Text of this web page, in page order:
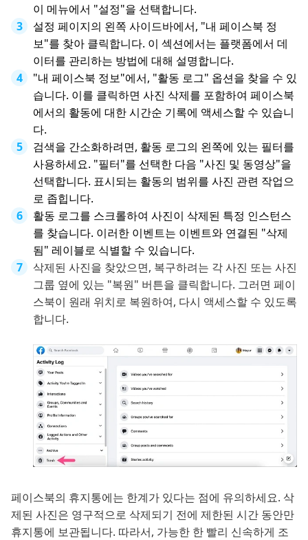
이 메뉴에서 "설정"을 선택합니다.
설정 페이지의 왼쪽 사이드바에서, "내 페이스북 정
보"를 찾아 클릭합니다. 이 섹션에서는 플랫폼에서 데
이터를 관리하는 방법에 대해 설명합니다.
"내 페이스북 정보"에서, "활동 로그" 옵션을 찾을 수 있
습니다. 이를 클릭하면 사진 삭제를 포함하여 페이스북
에서의 활동에 대한 시간순 기록에 액세스할 수 있습니
다.
검색을 간소화하려면, 활동 로그의 왼쪽에 있는 필터를
사용하세요. "필터"를 선택한 다음 "사진 및 동영상"을
선택합니다. 표시되는 활동의 범위를 사진 관련 작업으
로 좁힙니다.
활동 로그를 스크롤하여 사진이 삭제된 특정 인스턴스
를 찾습니다. 이러한 이벤트는 이벤트와 연결된 "삭제
됨" 레이블로 식별할 수 있습니다.
삭제된 사진을 찾았으면, 복구하려는 각 사진 또는 사진
그룹 옆에 있는 "복원" 버튼을 클릭합니다. 그러면 페이
스북이 원래 위치로 복원하여, 다시 액세스할 수 있도록
합니다.
페이스북의 휴지통에는 한계가 있다는 점에 유의하세요. 삭
제된 사진은 영구적으로 삭제되기 전에 제한된 시간 동안만
휴지통에 보관됩니다. 따라서, 가능한 한 빨리 신속하게 조